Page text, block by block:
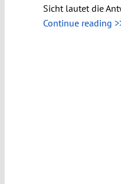
Sicht lautet die
Continue reading